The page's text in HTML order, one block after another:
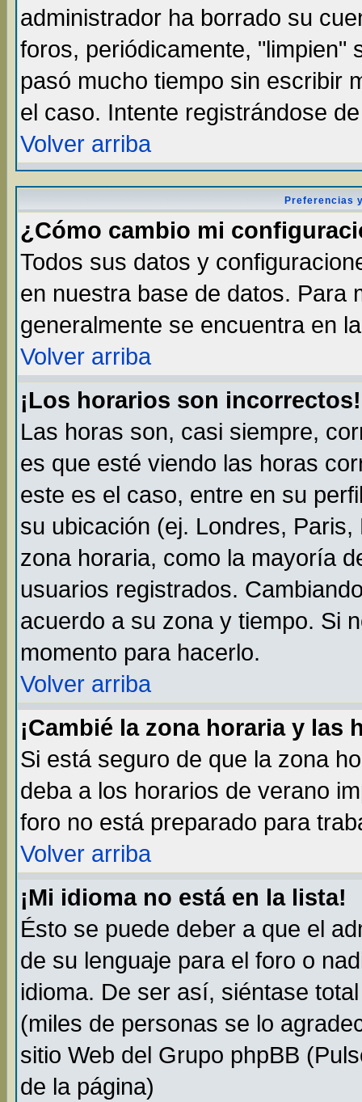
administrador ha borrado su
foros, periódicamente, "limpien"
pasó mucho tiempo sin escribir
el caso. Intente registrándose
Volver arriba
Preferencias
¿Cómo cambio mi
Todos sus datos y
en nuestra base de datos. Para
generalmente se encuentra en
Volver arriba
¡Los horarios son incorrectos!
Las horas son, casi siempre,
es que esté viendo las horas
este es el caso, entre en su
su ubicación (ej. Londres,
zona horaria, como la mayoría
usuarios registrados.
acuerdo a su zona y tiempo. Si
momento para hacerlo.
Volver arriba
¡Cambié la zona horaria y
Si está seguro de que la zona
deba a los horarios de verano
foro no está preparado para
Volver arriba
¡Mi idioma no está en la lista!
Ésto se puede deber a que el
de su lenguaje para el foro o
idioma. De ser así, siéntase
(miles de personas se lo
sitio Web del Grupo phpBB
de la página)